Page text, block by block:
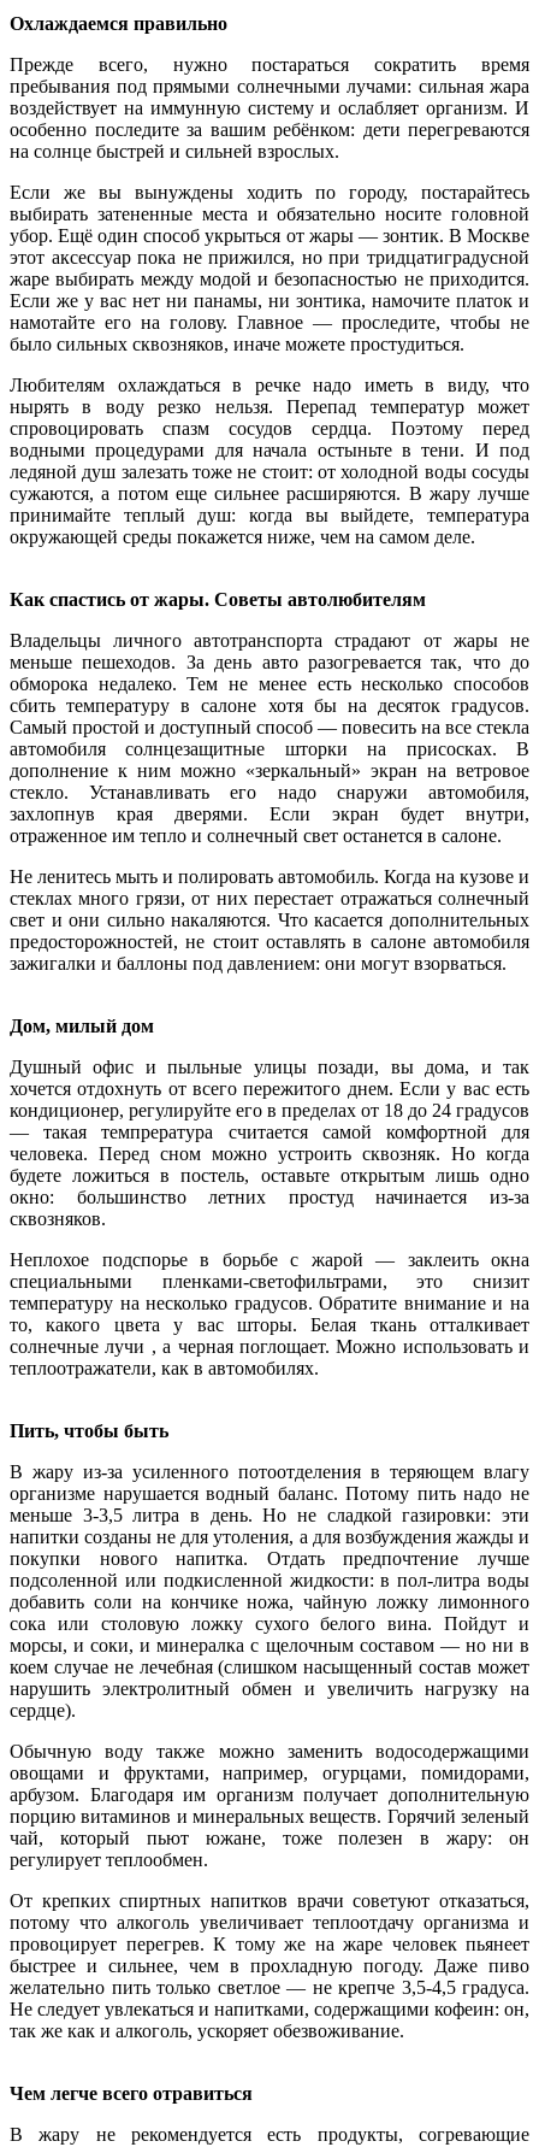
Охлаждаемся правильно
Прежде всего, нужно постараться сократить время
пребывания под прямыми солнечными лучами: сильная жара
воздействует на иммунную систему и ослабляет организм. И
особенно последите за вашим ребёнком: дети перегреваются
на солнце быстрей и сильней взрослых.
Если же вы вынуждены ходить по городу, постарайтесь
выбирать затененные места и обязательно носите головной
убор. Ещё один способ укрыться от жары — зонтик. В Москве
этот аксессуар пока не прижился, но при тридцатиградусной
жаре выбирать между модой и безопасностью не приходится.
Если же у вас нет ни панамы, ни зонтика, намочите платок и
намотайте его на голову. Главное — проследите, чтобы не
было сильных сквозняков, иначе можете простудиться.
Любителям охлаждаться в речке надо иметь в виду, что
нырять в воду резко нельзя. Перепад температур может
спровоцировать спазм сосудов сердца. Поэтому перед
водными процедурами для начала остыньте в тени. И под
ледяной душ залезать тоже не стоит: от холодной воды сосуды
сужаются, а потом еще сильнее расширяются. В жару лучше
принимайте теплый душ: когда вы выйдете, температура
окружающей среды покажется ниже, чем на самом деле.
Как спастись от жары. Советы автолюбителям
Владельцы личного автотранспорта страдают от жары не
меньше пешеходов. За день авто разогревается так, что до
обморока недалеко. Тем не менее есть несколько способов
сбить температуру в салоне хотя бы на десяток градусов.
Самый простой и доступный способ — повесить на все стекла
автомобиля солнцезащитные шторки на присосках. В
дополнение к ним можно «зеркальный» экран на ветровое
стекло. Устанавливать его надо снаружи автомобиля,
захлопнув края дверями. Если экран будет внутри,
отраженное им тепло и солнечный свет останется в салоне.
Не ленитесь мыть и полировать автомобиль. Когда на кузове и
стеклах много грязи, от них перестает отражаться солнечный
свет и они сильно накаляются. Что касается дополнительных
предосторожностей, не стоит оставлять в салоне автомобиля
зажигалки и баллоны под давлением: они могут взорваться.
Дом, милый дом
Душный офис и пыльные улицы позади, вы дома, и так
хочется отдохнуть от всего пережитого днем. Если у вас есть
кондиционер, регулируйте его в пределах от 18 до 24 градусов
— такая темпрература считается самой комфортной для
человека. Перед сном можно устроить сквозняк. Но когда
будете ложиться в постель, оставьте открытым лишь одно
окно: большинство летних простуд начинается из-за
сквозняков.
Неплохое подспорье в борьбе с жарой — заклеить окна
специальными пленками-светофильтрами, это снизит
температуру на несколько градусов. Обратите внимание и на
то, какого цвета у вас шторы. Белая ткань отталкивает
солнечные лучи , а черная поглощает. Можно использовать и
теплоотражатели, как в автомобилях.
Пить, чтобы быть
В жару из-за усиленного потоотделения в теряющем влагу
организме нарушается водный баланс. Потому пить надо не
меньше 3-3,5 литра в день. Но не сладкой газировки: эти
напитки созданы не для утоления, а для возбуждения жажды и
покупки нового напитка. Отдать предпочтение лучше
подсоленной или подкисленной жидкости: в пол-литра воды
добавить соли на кончике ножа, чайную ложку лимонного
сока или столовую ложку сухого белого вина. Пойдут и
морсы, и соки, и минералка с щелочным составом — но ни в
коем случае не лечебная (слишком насыщенный состав может
нарушить электролитный обмен и увеличить нагрузку на
сердце).
Обычную воду также можно заменить водосодержащими
овощами и фруктами, например, огурцами, помидорами,
арбузом. Благодаря им организм получает дополнительную
порцию витаминов и минеральных веществ. Горячий зеленый
чай, который пьют южане, тоже полезен в жару: он
регулирует теплообмен.
От крепких спиртных напитков врачи советуют отказаться,
потому что алкоголь увеличивает теплоотдачу организма и
провоцирует перегрев. К тому же на жаре человек пьянеет
быстрее и сильнее, чем в прохладную погоду. Даже пиво
желательно пить только светлое — не крепче 3,5-4,5 градуса.
Не следует увлекаться и напитками, содержащими кофеин: он,
так же как и алкоголь, ускоряет обезвоживание.
Чем легче всего отравиться
В жару не рекомендуется есть продукты, согревающие